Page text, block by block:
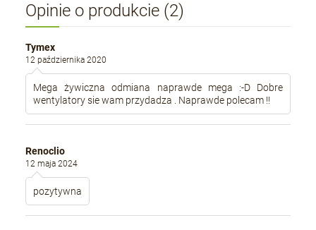
Opinie o produkcie (2)
Tymex
12 października 2020
Mega żywiczna odmiana naprawde mega :-D Dobre
wentylatory sie wam przydadza . Naprawde polecam !!
Renoclio
12 maja 2024
pozytywna